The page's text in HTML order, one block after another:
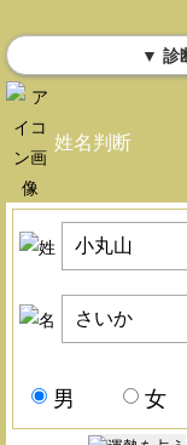
▼ 診
姓名判断
男 女